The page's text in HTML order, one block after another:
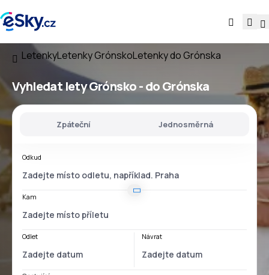
LetenkyLetenky GrónskoLetenky do Grónska
Vyhledat letyGrónsko - do Grónska
Zpáteční Jednosměrná
Odkud
Kam
Odlet Návrat